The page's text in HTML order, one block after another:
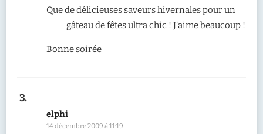
Que de délicieuses saveurs hivernales pour un
gâteau de fêtes ultra chic ! J’aime beaucoup !
Bonne soirée
elphi
14 décembre 2009 à 11:19